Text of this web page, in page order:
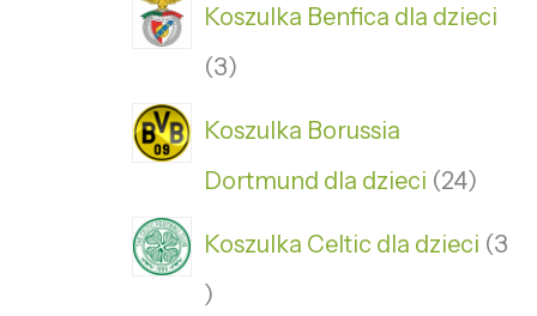
Koszulka Benfica dla dzieci
3
Koszulka Borussia
Dortmund dla dzieci 24
Koszulka Celtic dla dzieci 3